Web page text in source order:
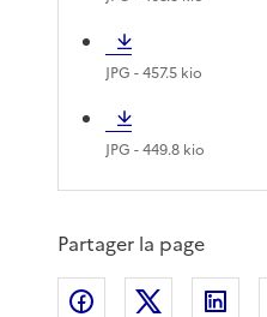
JPG - 457.5 kio
JPG - 449.8 kio
Partager la page
Partager surPartager